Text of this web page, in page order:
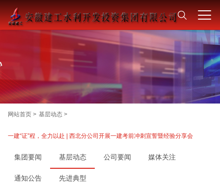
网站首页 > 基层动态 >
一建“证”程，全力以赴 | 西北分公司开展一建考前冲刺宣誓暨经验分享会
集团要闻 基层动态 公司要闻 媒体关注
通知公告 先进典型